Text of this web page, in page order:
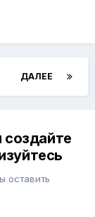
ДАЛЕЕ
оставить